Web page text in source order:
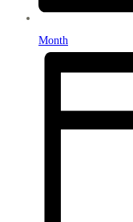
Month